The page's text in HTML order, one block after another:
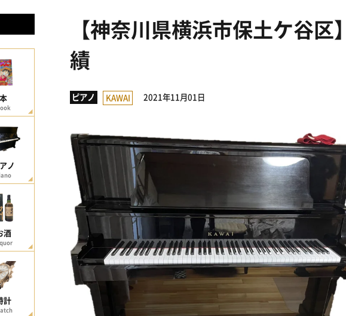
本
ノ
酒
計
【神奈川県横浜市保土ケ谷
績
ピアノ KAWAI 2021年11月01日